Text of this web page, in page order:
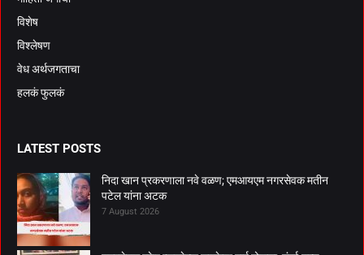
विशेष
विश्लेषण
वेध अर्थजगताचा
हलकं फुलकं
LATEST POSTS
निदा खान प्रकरणाला नवे वळण; एमआयएम नगरसेवक मतीन
पटेल यांना अटक
7 August 2026